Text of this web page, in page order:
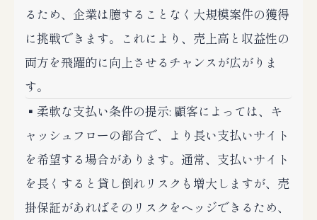
るため、企業は臆することなく大規模案件の獲得
に挑戦できます。これにより、売上高と収益性の
両方を飛躍的に向上させるチャンスが広がりま
す。
▪️柔軟な支払い条件の提示: 顧客によっては、キ
ャッシュフローの都合で、より長い支払いサイト
を希望する場合があります。通常、支払いサイト
を長くすると貸し倒れリスクも増大しますが、売
掛保証があればそのリスクをヘッジできるため、